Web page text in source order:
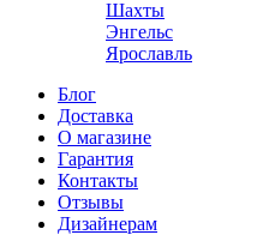
Шахты
Энгельс
Ярославль
Блог
Доставка
О магазине
Гарантия
Контакты
Отзывы
Дизайнерам